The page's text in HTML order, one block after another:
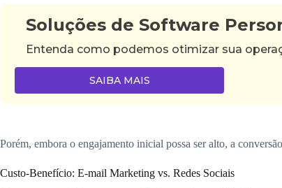
Soluções de Software
Entenda como podemos otimizar sua
SAIBA MAIS
Porém, embora o engajamento inicial possa ser alto, a
Custo-Benefício: E-mail Marketing vs. Redes Sociais